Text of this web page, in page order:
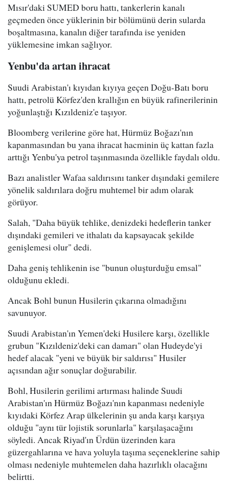
Mısır'daki SUMED boru hattı, tankerlerin kanalı
geçmeden önce yüklerinin bir bölümünü derin sularda
boşaltmasına, kanalın diğer tarafında ise yeniden
yüklemesine imkan sağlıyor.
Yenbu'da artan ihracat
Suudi Arabistan'ı kıyıdan kıyıya geçen Doğu-Batı boru
hattı, petrolü Körfez'den krallığın en büyük rafinerilerinin
yoğunlaştığı Kızıldeniz'e taşıyor.
Bloomberg verilerine göre hat, Hürmüz Boğazı'nın
kapanmasından bu yana ihracat hacminin üç kattan fazla
arttığı Yenbu'ya petrol taşınmasında özellikle faydalı oldu.
Bazı analistler Wafaa saldırısını tanker dışındaki gemilere
yönelik saldırılara doğru muhtemel bir adım olarak
görüyor.
Salah, "Daha büyük tehlike, denizdeki hedeflerin tanker
dışındaki gemileri ve ithalatı da kapsayacak şekilde
genişlemesi olur" dedi.
Daha geniş tehlikenin ise "bunun oluşturduğu emsal"
olduğunu ekledi.
Ancak Bohl bunun Husilerin çıkarına olmadığını
savunuyor.
Suudi Arabistan'ın Yemen'deki Husilere karşı, özellikle
grubun "Kızıldeniz'deki can damarı" olan Hudeyde'yi
hedef alacak "yeni ve büyük bir saldırısı" Husiler
açısından ağır sonuçlar doğurabilir.
Bohl, Husilerin gerilimi artırması halinde Suudi
Arabistan'ın Hürmüz Boğazı'nın kapanması nedeniyle
kıyıdaki Körfez Arap ülkelerinin şu anda karşı karşıya
olduğu "aynı tür lojistik sorunlarla" karşılaşacağını
söyledi. Ancak Riyad'ın Ürdün üzerinden kara
güzergahlarına ve hava yoluyla taşıma seçeneklerine sahip
olması nedeniyle muhtemelen daha hazırlıklı olacağını
belirtti.